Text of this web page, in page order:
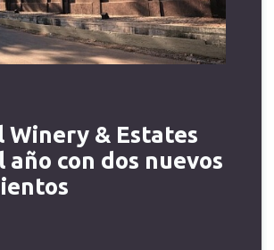
& Estates
año con dos nuevos